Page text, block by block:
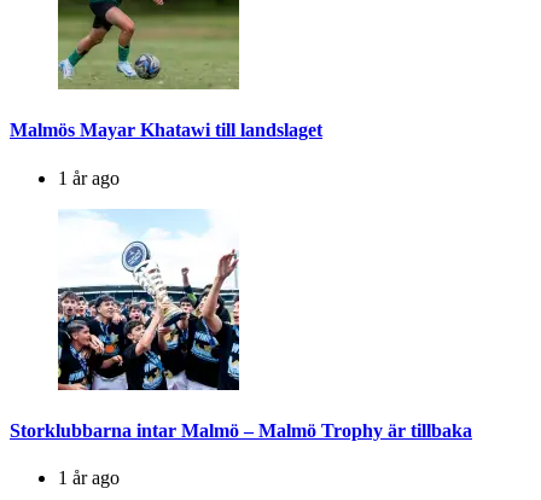
Malmös Mayar Khatawi till landslaget
1 år ago
Storklubbarna intar Malmö – Malmö Trophy är tillbaka
1 år ago